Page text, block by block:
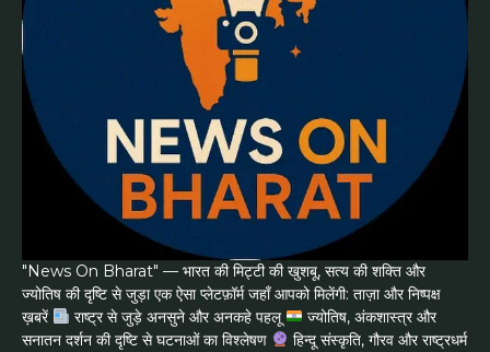
"News On Bharat" — भारत की मिट्टी की खुशबू, सत्य की शक्ति और
ज्योतिष की दृष्टि से जुड़ा एक ऐसा प्लेटफ़ॉर्म जहाँ आपको मिलेंगी: ताज़ा और निष्पक्ष
ख़बरें
राष्ट्र से जुड़े अनसुने और अनकहे पहलू
ज्योतिष, अंकशास्त्र और
सनातन दर्शन की दृष्टि से घटनाओं का विश्लेषण
हिन्दू संस्कृति, गौरव और राष्ट्रधर्म